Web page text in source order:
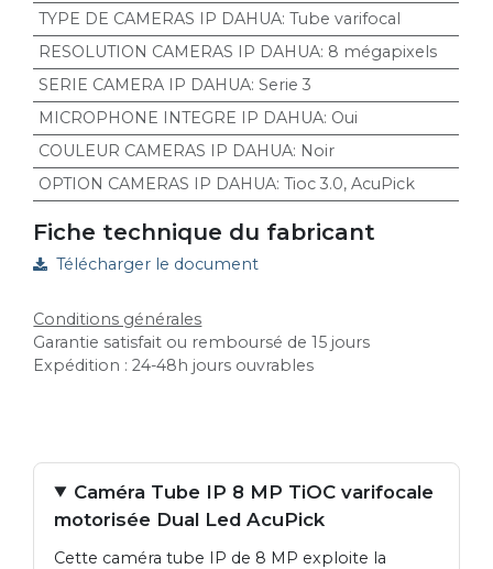
TYPE DE CAMERAS IP DAHUA: Tube varifocal
RESOLUTION CAMERAS IP DAHUA: 8 mégapixels
SERIE CAMERA IP DAHUA: Serie 3
MICROPHONE INTEGRE IP DAHUA: Oui
COULEUR CAMERAS IP DAHUA: Noir
OPTION CAMERAS IP DAHUA: Tioc 3.0, AcuPick
Fiche technique du fabricant
Télécharger le document
Conditions générales
Garantie satisfait ou remboursé de 15 jours
Expédition : 24-48h jours ouvrables
Caméra Tube IP 8 MP TiOC varifocale
motorisée Dual Led AcuPick
Cette caméra tube IP de 8 MP exploite la